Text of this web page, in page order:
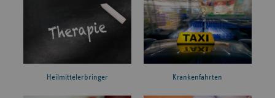
Heilmittelerbringer Krankenfahrten